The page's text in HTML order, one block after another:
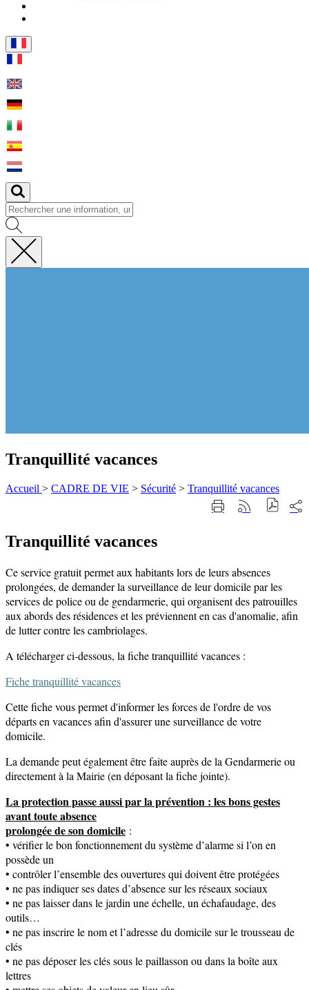
Fermer
Tranquillité vacances
Accueil > CADRE DE VIE > Sécurité > Tranquillité vacances
ImprimerGénérer
sur
Tranquillité vacances
Ce service gratuit permet aux habitants lors de leurs absences
prolongées, de demander la surveillance de leur domicile par les
services de police ou de gendarmerie, qui organisent des patrouilles
aux abords des résidences et les préviennent en cas d'anomalie, afin
de lutter contre les cambriolages.
A télécharger ci-dessous, la fiche tranquillité vacances :
Fiche tranquillité vacances
Cette fiche vous permet d'informer les forces de l'ordre de vos
départs en vacances afin d'assurer une surveillance de votre
domicile.
La demande peut également être faite auprès de la Gendarmerie ou
directement à la Mairie (en déposant la fiche jointe).
La protection passe aussi par la prévention : les bons gestes
avant toute absence
prolongée de son domicile :
• vérifier le bon fonctionnement du système d’alarme si l’on en
possède un
• contrôler l’ensemble des ouvertures qui doivent être protégées
• ne pas indiquer ses dates d’absence sur les réseaux sociaux
• ne pas laisser dans le jardin une échelle, un échafaudage, des
outils…
• ne pas inscrire le nom et l’adresse du domicile sur le trousseau de
clés
• ne pas déposer les clés sous le paillasson ou dans la boîte aux
lettres